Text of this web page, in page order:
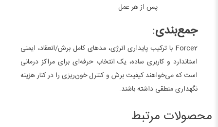
پس از هر عمل
جمع‌بندی:
Force2 با ترکیب پایداری انرژی، مدهای کامل برش/انعقاد، ایمنی
استاندارد و کاربری ساده، یک انتخاب حرفه‌ای برای مراکز درمانی
است که می‌خواهند کیفیت برش و کنترل خون‌ریزی را در کنار هزینه
نگهداری منطقی داشته باشند.
محصولات مرتبط